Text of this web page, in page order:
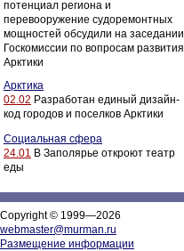
потенциал региона и
перевооружение судоремонтных
мощностей обсудили на заседании
Госкомиссии по вопросам развития
Арктики
Арктика
02.02 Разработан единый дизайн-
код городов и поселков Арктики
Социальная сфера
24.01 В Заполярье откроют театр
еды
Copyright © 1999—2026
webmaster@murman.ru
Размещение информации